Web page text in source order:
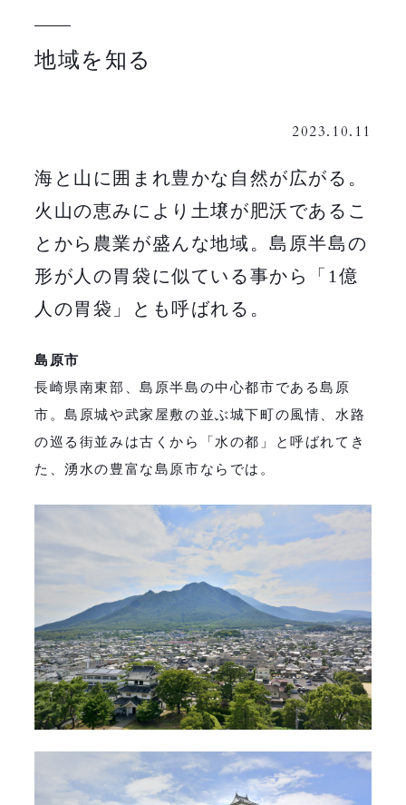
地域を知る
2023.10.11
海と山に囲まれ豊かな自然が広がる。
火山の恵みにより土壌が肥沃であるこ
とから農業が盛んな地域。島原半島の
形が人の胃袋に似ている事から「1億
人の胃袋」とも呼ばれる。
島原市
長崎県南東部、島原半島の中心都市である島原
市。島原城や武家屋敷の並ぶ城下町の風情、水路
の巡る街並みは古くから「水の都」と呼ばれてき
た、湧水の豊富な島原市ならでは。